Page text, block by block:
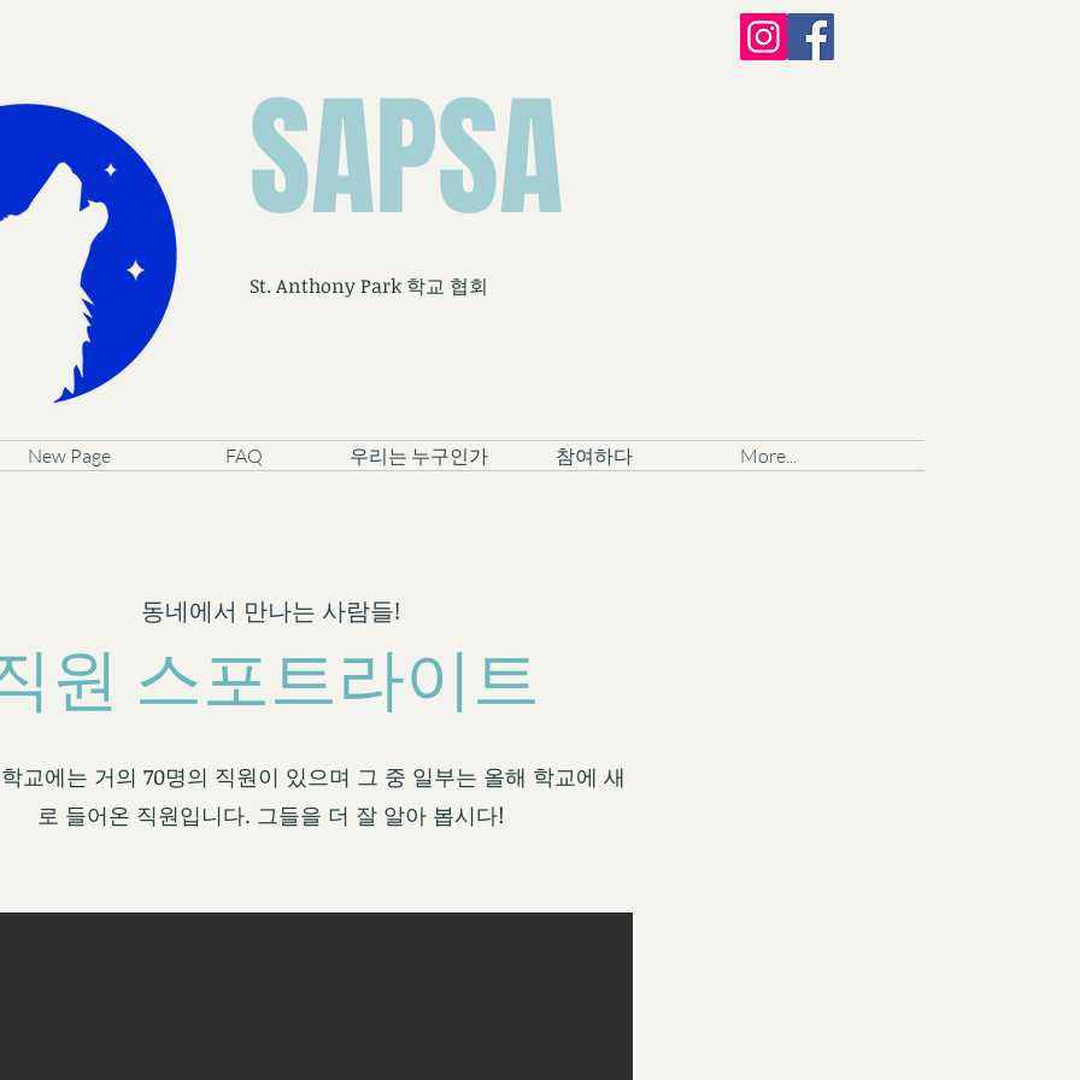
SAPSA
St. Anthony Park 학교 협회
New Page FAQ 우리는 누구인가 참여하다 More...
동네에서 만나는 사람들!
원 스포트라이트
학교에는 거의 70명의 직원이 있으며 그 중 일부는 올해 학교에 새
로 들어온 직원입니다. 그들을 더 잘 알아 봅시다!